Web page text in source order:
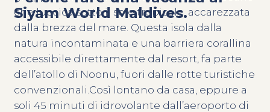
Siyam World Maldives.
che luccica sotto il sole tropicale, accarezzata
dalla brezza del mare. Questa isola dalla
natura incontaminata e una barriera corallina
accessibile direttamente dal resort, fa parte
dell’atollo di Noonu, fuori dalle rotte turistiche
convenzionali.Così lontano da casa, eppure a
soli 45 minuti di idrovolante dall’aeroporto di